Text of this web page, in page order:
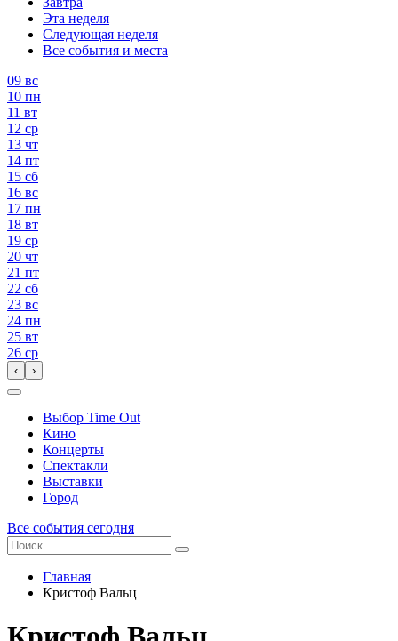
Эта неделя
Следующая неделя
Все события и места
09 вс
10 пн
11 вт
12 ср
13 чт
14 пт
15 сб
16 вс
17 пн
18 вт
19 ср
20 чт
21 пт
22 сб
23 вс
24 пн
25 вт
26 ср
‹ ›
Выбор Time Out
Кино
Концерты
Спектакли
Выставки
Город
Все события сегодня
Главная
Кристоф Вальц